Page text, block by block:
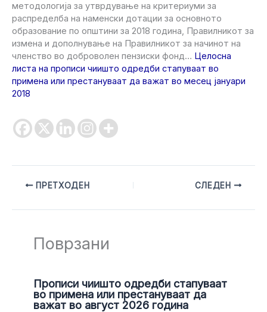
методологија за утврдување на критериуми за
распределба на наменски дотации за основното
образование по општини за 2018 година, Правилникот за
измена и дополнување на Правилникот за начинот на
членство во доброволен пензиски фонд… Целосна
листа на прописи чиишто одредби стапуваат во
примена или престануваат да важат во месец јануари
2018
ПРЕТХОДЕН СЛЕДЕН
Поврзани
Прописи чиишто одредби стапуваат
во примена или престануваат да
важат во август 2026 година